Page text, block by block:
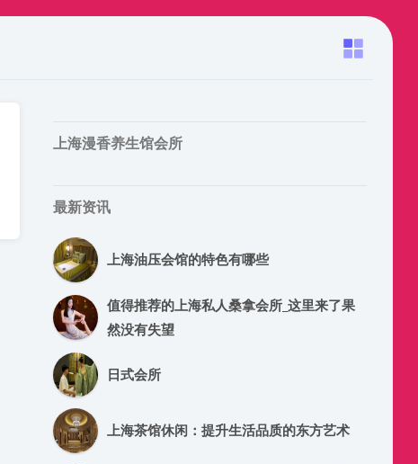
上海漫香养生馆会所
最新资讯
上海油压会馆的特色有哪些
值得推荐的上海私人桑拿会所_这里来了果
然没有失望
日式会所
上海茶馆休闲：提升生活品质的东方艺术